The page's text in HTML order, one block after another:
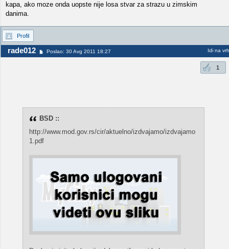
kapa, ako moze onda uopste nije losa stvar za strazu u zimskim
danima.
Profil
rade012 Poslao: 30 Avg 2011 18:27 Idi na vrh
1
BSD ::
http://www.mod.gov.rs/cir/aktuelno/izdvajamo/izdvajamo
1.pdf